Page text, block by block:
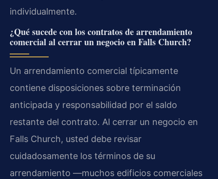
individualmente.
¿Qué sucede con los contratos de arrendamiento
comercial al cerrar un negocio en Falls Church?
Un arrendamiento comercial típicamente
contiene disposiciones sobre terminación
anticipada y responsabilidad por el saldo
restante del contrato. Al cerrar un negocio en
Falls Church, usted debe revisar
cuidadosamente los términos de su
arrendamiento —muchos edificios comerciales